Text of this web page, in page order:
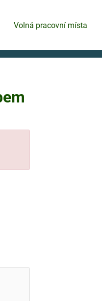
Volná pracovní místa